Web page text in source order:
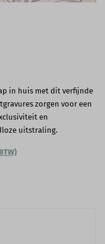
in huis met dit verfijnde
zorgen voor een
en
uitstraling.